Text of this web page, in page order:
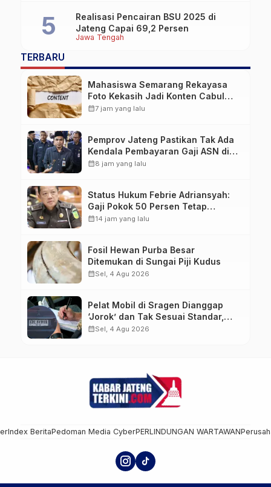
Jawa Tengah
Realisasi Pencairan BSU 2025 di
Jateng Capai 69,2 Persen
TERBARU
Mahasiswa Semarang Rekayasa
Foto Kekasih Jadi Konten Cabul
karena Sakit Hati
calendar_month7 jam yang lalu
Pemprov Jateng Pastikan Tak Ada
Kendala Pembayaran Gaji ASN di
Tengah Pemangkasan Transfer ke
calendar_month8 jam yang lalu
Status Hukum Febrie Adriansyah:
Gaji Pokok 50 Persen Tetap
Mengalir, Tunjangan Disetop
calendar_month14 jam yang lalu
Fosil Hewan Purba Besar
Ditemukan di Sungai Piji Kudus
calendar_monthSel, 4 Agu 2026
Pelat Mobil di Sragen Dianggap
‘Jorok’ dan Tak Sesuai Standar,
Pengemudi Kena Tilang
calendar_monthSel, 4 Agu 2026
Index BeritaPedoman Media CyberPERLINDUNGAN WARTAWAN